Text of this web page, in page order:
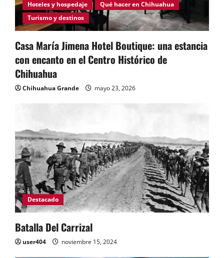
Hoteles y hospedaje
Qué hacer en Chihuahua
Turismo y destinos
Casa María Jimena Hotel Boutique: una estancia
con encanto en el Centro Histórico de
Chihuahua
Chihuahua Grande mayo 23, 2026
Destacado
Batalla Del Carrizal
user404 noviembre 15, 2024